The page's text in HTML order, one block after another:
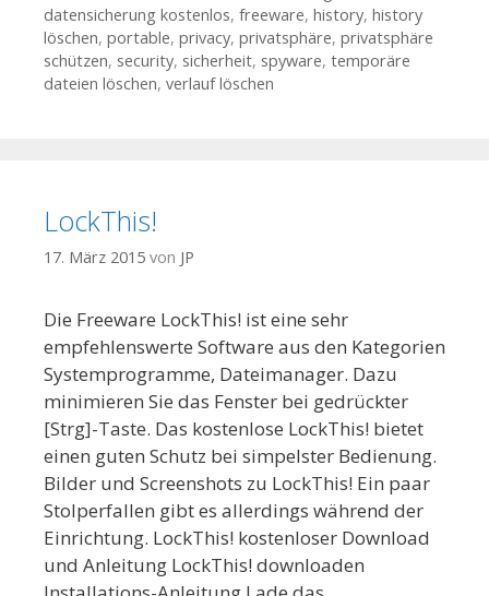
datensicherung kostenlos, freeware, history, history
löschen, portable, privacy, privatsphäre, privatsphäre
schützen, security, sicherheit, spyware, temporäre
dateien löschen, verlauf löschen
LockThis!
17. März 2015 von JP
Die Freeware LockThis! ist eine sehr
empfehlenswerte Software aus den Kategorien
Systemprogramme, Dateimanager. Dazu
minimieren Sie das Fenster bei gedrückter
[Strg]-Taste. Das kostenlose LockThis! bietet
einen guten Schutz bei simpelster Bedienung.
Bilder und Screenshots zu LockThis! Ein paar
Stolperfallen gibt es allerdings während der
Einrichtung. LockThis! kostenloser Download
und Anleitung LockThis! downloaden